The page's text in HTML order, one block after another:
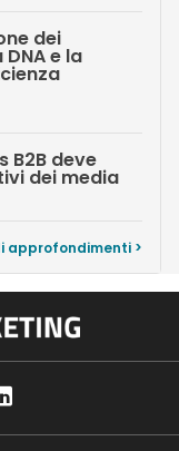
dei
e la
B2B deve
dei media
approfondimenti >